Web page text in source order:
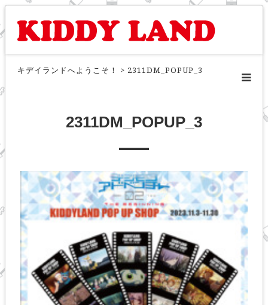
キデイランドへようこそ！ > 2311DM_POPUP_3
2311DM_POPUP_3